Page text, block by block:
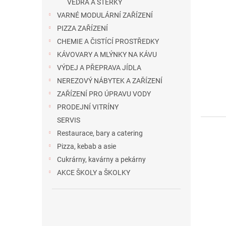
VĚDRA A STĚRKY
VARNÉ MODULÁRNÍ ZAŘÍZENÍ
PIZZA ZAŘÍZENÍ
CHEMIE A ČISTÍCÍ PROSTŘEDKY
KÁVOVARY A MLÝNKY NA KÁVU
VÝDEJ A PŘEPRAVA JÍDLA
NEREZOVÝ NÁBYTEK A ZAŘÍZENÍ
ZAŘÍZENÍ PRO ÚPRAVU VODY
PRODEJNÍ VITRÍNY
SERVIS
Restaurace, bary a catering
Pizza, kebab a asie
Cukrárny, kavárny a pekárny
AKCE ŠKOLY a ŠKOLKY